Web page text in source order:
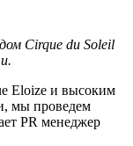
Cirque du Soleil
Eloize и высоким
мы проведем
PR менеджер